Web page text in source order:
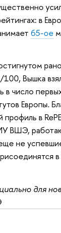
в
65-ое
Вышка
в число
Европы.
профиль в
ВШЭ,
не
для